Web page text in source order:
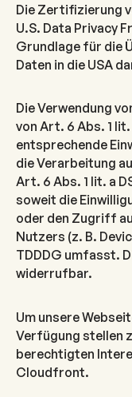
Die Zertifizierung
U.S. Data Privacy
Grundlage für die
Daten in die USA
Die Verwendung
von Art. 6 Abs. 1
entsprechende
die Verarbeitung
Art. 6 Abs. 1 lit. a
soweit die
oder den Zugriff
Nutzers (z. B.
TDDDG umfasst.
widerrufbar.
Um unsere
Verfügung stellen
berechtigten
Cloudfront.